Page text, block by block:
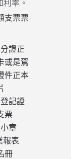
率。
支票票
證正
或是駕
件正本
記證
票
章
報表
冊